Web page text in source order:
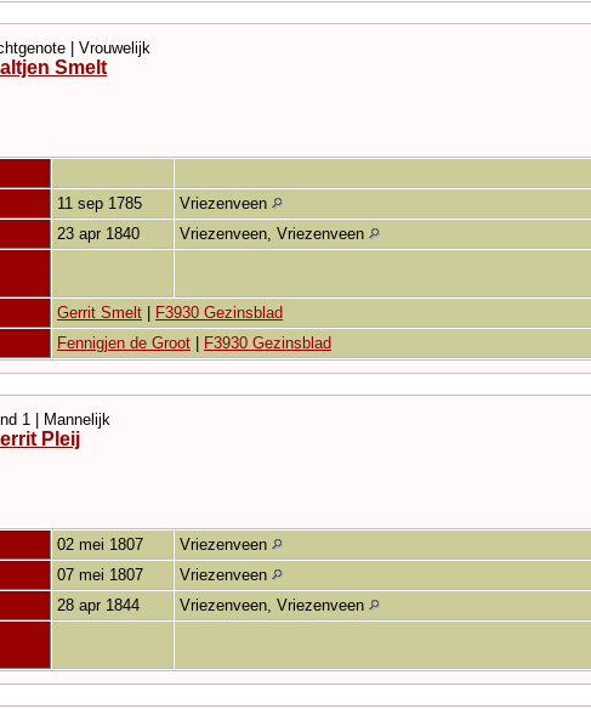
| Vrouwelijk
Smelt
11 sep 1785 Vriezenveen
23 apr 1840 Vriezenveen, Vriezenveen
Gerrit Smelt
F3930 Gezinsblad
Fennigjen de Groot F3930 Gezinsblad
1 | Mannelijk
Pleij
02 mei 1807 Vriezenveen
07 mei 1807 Vriezenveen
28 apr 1844 Vriezenveen, Vriezenveen